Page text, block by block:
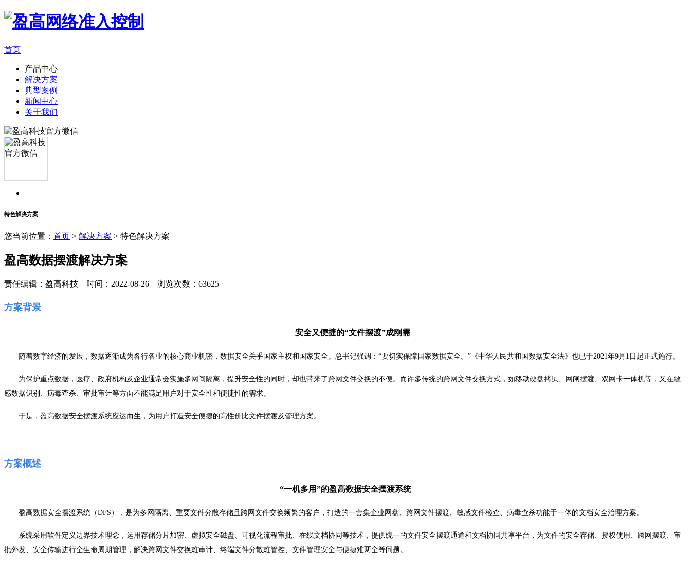
首页
产品中心
解决方案
典型案例
新闻中心
关于我们
特色解决方案
您当前位置： 首页 > 解决方案 > 特色解决方案
盈高数据摆渡解决方案
责任编辑：盈高科技 时间：2022-08-26 浏览次数：63625
方案背景
安全又便捷的“文件摆渡”成刚需
随着数字经济的发展，数据逐渐成为各行各业的核心商业机密，数据安全关乎国家主权和国家安全。总书记强调： “要切实保障国家数据安全。”《中华人民共和国数据安全法》也已于2021年9 月 1 日起正式施行。
为保护重点数据，医疗、政府机构及企业通常会实施多网间隔离，提升安全性的同时，却也带来了跨网文件交换的不便。而许多传统的跨网文件交换方式，如移动硬盘拷贝、网闸摆渡、双网卡一体机等，又在敏
感数据识别、病毒查杀、审批审计等方面不能满足用户对于安全性和便捷性的需求。
于是，盈高数据安全摆渡系统应运而生，为用户打造安全便捷的高性价比文件摆渡及管理方案。
方案概述
“一机多用”的盈高数据安全摆渡系统
盈高数据安全摆渡系统（DFS ），是为多网隔离、重要文件分散存储且跨网文件交换频繁的客户，打造的一套集企业网盘、跨网文件摆渡、敏感文件检查、病毒查杀功能于一体的文档安全治理方案。
系统采用软件定义边界技术理念，运用存储分片加密、虚拟安全磁盘、可视化流程审批、在线文档协同等技术，提供统一的文件安全摆渡通道和文档协同共享平台，为文件的安全存储、授权使用、跨网摆渡、审
批外发、安全传输进行全生命周期管理，解决跨网文件交换难审计、终端文件分散难管控、文件管理安全与便捷难两全等问题。